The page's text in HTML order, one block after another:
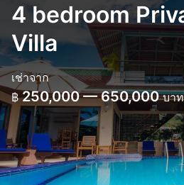
4 bedroom
Villa
เช่าจาก
฿ 250,000 — 650,000บาท